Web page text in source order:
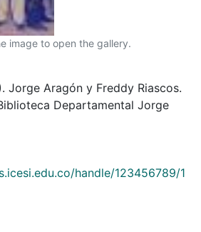
image to open the gallery.
Jorge Aragón y Freddy Riascos.
Departamental Jorge
handle/123456789/1